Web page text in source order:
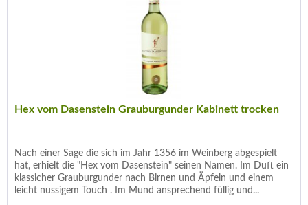
Hex vom Dasenstein Grauburgunder Kabinett trocken
Nach einer Sage die sich im Jahr 1356 im Weinberg abgespielt
hat, erhielt die "Hex vom Dasenstein" seinen Namen. Im Duft ein
klassicher Grauburgunder nach Birnen und Äpfeln und einem
leicht nussigem Touch . Im Mund ansprechend füllig und...